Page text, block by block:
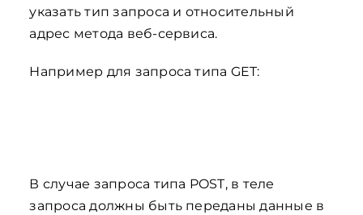
указать тип запроса и относительный
адрес метода веб-сервиса.
Например для запроса типа GET:
В случае запроса типа POST, в теле
запроса должны быть переданы данные в